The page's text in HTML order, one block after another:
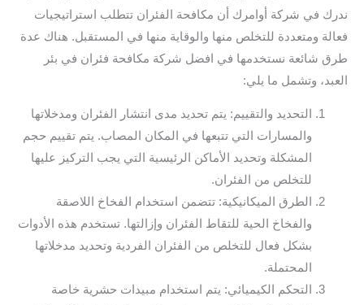
ندرك في شركة أوامرك أن مكافحة الفئران تتطلب استراتيجيات
فعالة ومتعددة للتخلص منها والوقاية منها في المستقبل. هناك عدة
طرق شائعة نستخدمها في افضل شركة مكافحة فئران في بئر
العبد، وتشمل ما يلي:
التحديد والتقييم: يتم تحديد مدى انتشار الفئران ومدخلاتها
والمسارات التي تتبعها في المكان المصاب. يتم تقييم حجم
المشكلة وتحديد الأماكن الرئيسية التي يجب التركيز عليها
للتخلص من الفئران.
الطرق الميكانيكية: تتضمن استخدام الفخاخ اللاصقة
والفخاخ الحية للتقاط الفئران وإزالتها. تستخدم هذه الأدوات
بشكل فعال للتخلص من الفئران الفردية وتحديد مدخلاتها
المحتملة.
التحكم الكيميائي: يتم استخدام مبيدات حشرية خاصة